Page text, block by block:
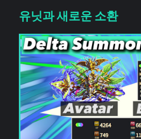
유닛과 새로운 소환